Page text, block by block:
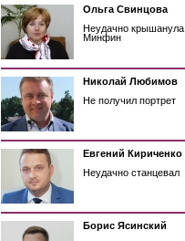
Ольга Свинцова
Неудачно крышанула
Минфин
Николай Любимов
Не получил портрет
Евгений Кириченко
Неудачно станцевал
Борис Ясинский